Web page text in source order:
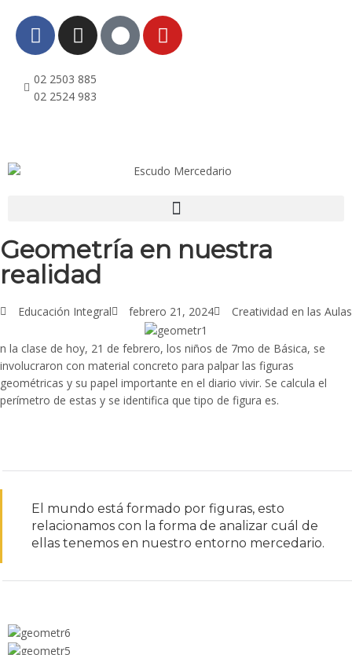
02 2503 885
02 2524 983
Geometría en nuestra
realidad
Educación Integral febrero 21, 2024 Creatividad en las Aulas
n la clase de hoy, 21 de febrero, los niños de 7mo de Básica, se
involucraron con material concreto para palpar las figuras
geométricas y su papel importante en el diario vivir. Se calcula el
perímetro de estas y se identifica que tipo de figura es.
El mundo está formado por figuras, esto
relacionamos con la forma de analizar cuál de
ellas tenemos en nuestro entorno mercedario.